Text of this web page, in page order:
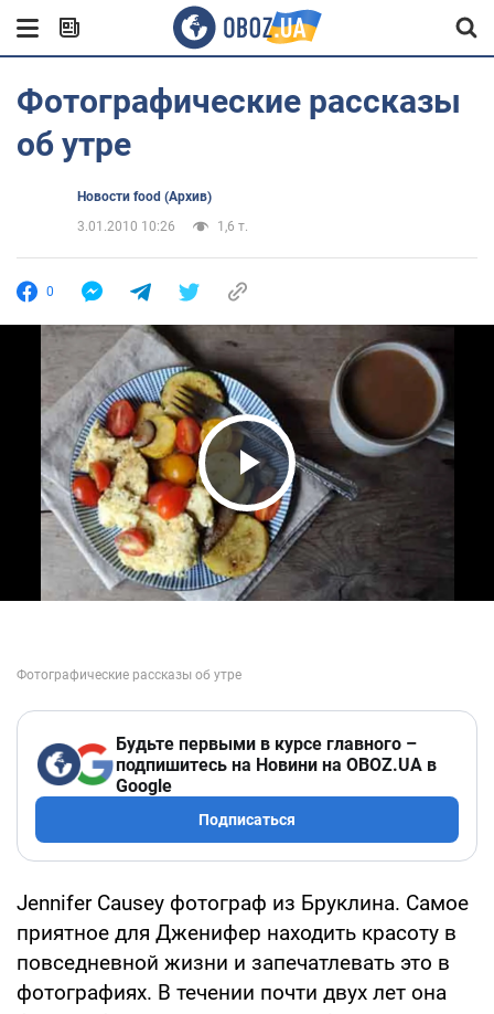
Фотографические рассказы
об утре
Новости food (Архив)
3.01.2010 10:26
1,6 т.
0
Play Video
Будьте первыми в курсе главного –
подпишитесь на Новини на OBOZ.UA в
Google
Подписаться
Jennifer Causey фотограф из Бруклина. Самое
приятное для Дженифер находить красоту в
повседневной жизни и запечатлевать это в
фотографиях. В течении почти двух лет она